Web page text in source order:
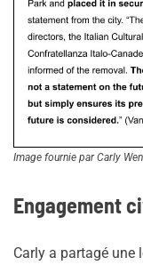
Image fournie par Carly
Engagement
Carly a partagé une